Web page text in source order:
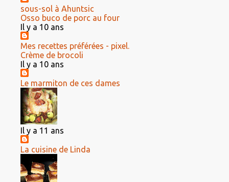
sous-sol à Ahuntsic
Osso buco de porc au four
Il y a 10 ans
Mes recettes préférées - pixel.
Crème de brocoli
Il y a 10 ans
Le marmiton de ces dames
Il y a 11 ans
La cuisine de Linda